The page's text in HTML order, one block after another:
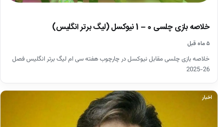
خلاصه بازی چلسی 0 – 1 نیوکسل (لیگ برتر انگلیس)
۵ ماه قبل
خلاصه بازی چلسی مقابل نیوکسل در چارچوب هفته سی ام لیگ برتر انگلیس فصل
26-2025
اخبار